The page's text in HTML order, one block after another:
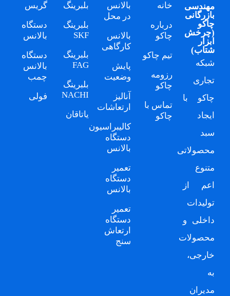
مهندسی
بازرگانی
چاکو
(چرخش
ابزار
شتاب)
شبکه
تجاری
چاکو با
ایجاد
سبد
محصولاتی
متنوع
اعم از
تولیدات
داخلی و
محصولات
خارجی،
به
مدیران
خانه
درباره
چاکو
تیم چاکو
رزومه
چاکو
تماس با
چاکو
بالانس
در محل
بالانس
کارگاهی
پایش
وضعیت
آنالیز
ارتعاشات
کالیبراسیون
دستگاه
بالانس
تعمیر
دستگاه
بالانس
تعمیر
دستگاه
ارتعاش
سنج
بلبرینگ
بلبرینگ
SKF
بلبرینگ
FAG
بلبرینگ
NACHI
یاتاقان
گریس
دستگاه
بالانس
دستگاه
بالانس
چمب
فولی